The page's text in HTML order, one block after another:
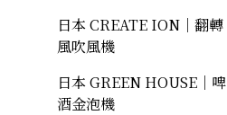
日本 CREATE ION｜翻轉
風吹風機
日本 GREEN HOUSE｜啤
酒金泡機